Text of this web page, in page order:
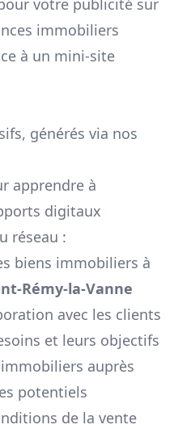
votre publicité sur
immobiliers
à un mini-site
générés via nos
apprendre à
digitaux
réseau :
biens immobiliers à
Rémy-la-Vanne
avec les clients
et leurs objectifs
auprès
potentiels
de la vente